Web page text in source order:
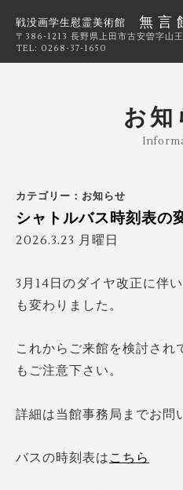
戦没画学生慰霊美術館 無 言
〒386-1213 長野県上田市古安曽字山
TEL: 0268-37-1650
お知
カテゴリー：お知らせ
シャトルバス時刻表の
2026.3.23 月曜日
3月14日のダイヤ改正に伴
も変わりました。
これからご来館を検討され
もご注意下さい。
詳細は当館事務局までお問
バスの時刻表は こちら